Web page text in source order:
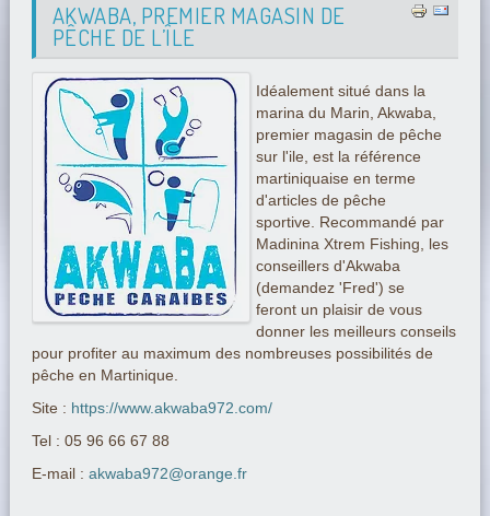
AKWABA, PREMIER MAGASIN DE
PÊCHE DE L’ÎLE
Idéalement situé dans la
marina du Marin, Akwaba,
premier magasin de pêche
sur l'ile, est la référence
martiniquaise en terme
d'articles de pêche
sportive. Recommandé par
Madinina Xtrem Fishing, les
conseillers d'Akwaba
(demandez 'Fred') se
feront un plaisir de vous
donner les meilleurs conseils
pour profiter au maximum des nombreuses possibilités de
pêche en Martinique.
Site : https://www.akwaba972.com/
Tel : 05 96 66 67 88
E-mail : akwaba972@orange.fr